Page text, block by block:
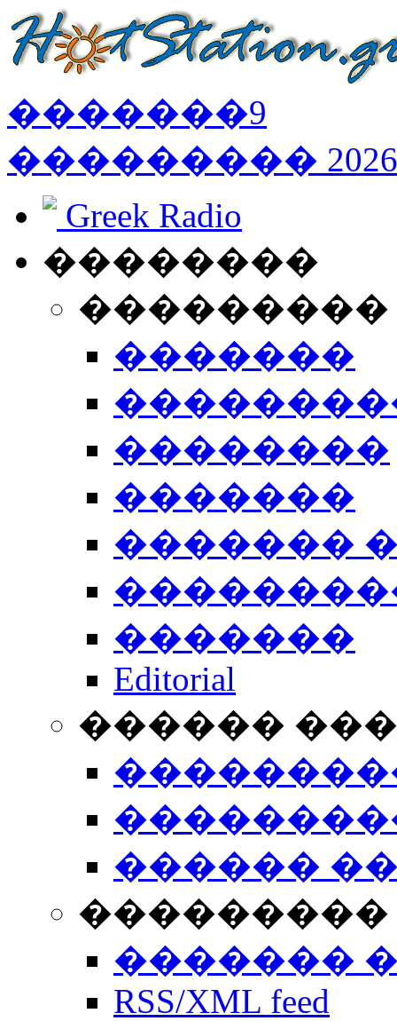
�������9
��������� 2026
Greek Radio
��������
�������
��������
�������
�������
�������
Editorial
������
������
���������
�������
RSS/XML feed